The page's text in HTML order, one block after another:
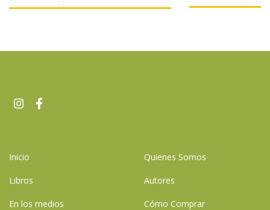
Inicio Quienes Somos
Libros Autores
En los medios Cómo Comprar